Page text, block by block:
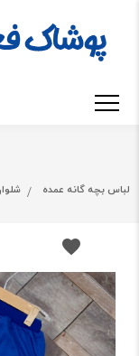
لباس بچه گانه عمده